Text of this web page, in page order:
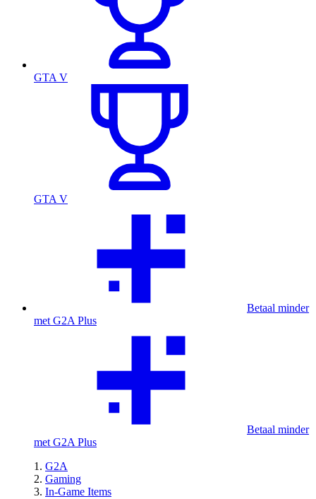
GTA V
GTA V
Betaal minder
met G2A Plus
Betaal minder
met G2A Plus
G2A
Gaming
In-Game Items